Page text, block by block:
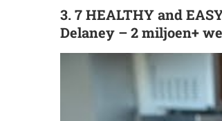
3. 7 HEALTHY and
Delaney – 2 miljoen+